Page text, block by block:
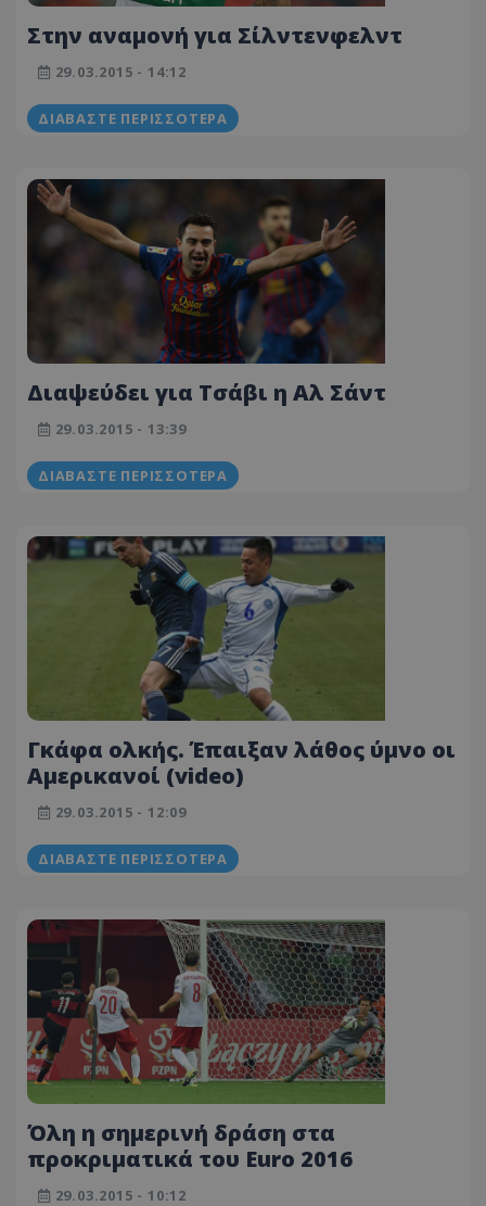
Στην αναμονή για Σίλντενφελντ
29.03.2015 - 14:12
ΔΙΑΒΆΣΤΕ ΠΕΡΙΣΣΌΤΕΡΑ
Διαψεύδει για Τσάβι η Αλ Σάντ
29.03.2015 - 13:39
ΔΙΑΒΆΣΤΕ ΠΕΡΙΣΣΌΤΕΡΑ
Γκάφα ολκής. Έπαιξαν λάθος ύμνο οι
Αμερικανοί (video)
29.03.2015 - 12:09
ΔΙΑΒΆΣΤΕ ΠΕΡΙΣΣΌΤΕΡΑ
Όλη η σημερινή δράση στα
προκριματικά του Euro 2016
29.03.2015 - 10:12